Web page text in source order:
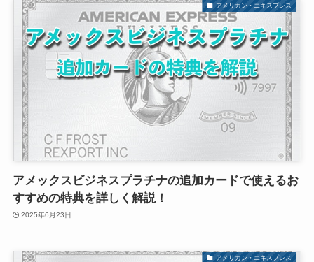
アメリカン・エキスプレス
アメックスビジネスプラチナの追加カードで使えるお
すすめの特典を詳しく解説！
2025年6月23日
アメリカン・エキスプレス